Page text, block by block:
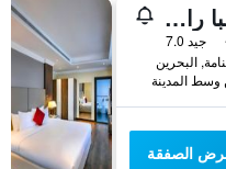
فندق وسبا رامي غراند
جيد 7.0
البحرين
الصفقة